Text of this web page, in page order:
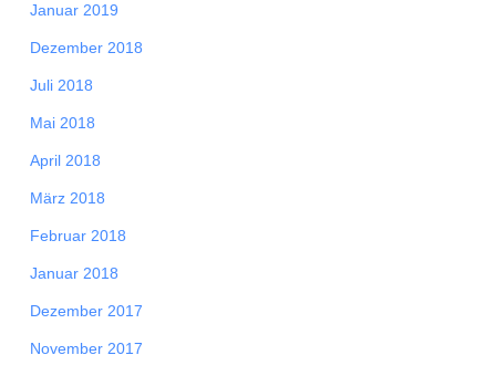
Januar 2019
Dezember 2018
Juli 2018
Mai 2018
April 2018
März 2018
Februar 2018
Januar 2018
Dezember 2017
November 2017